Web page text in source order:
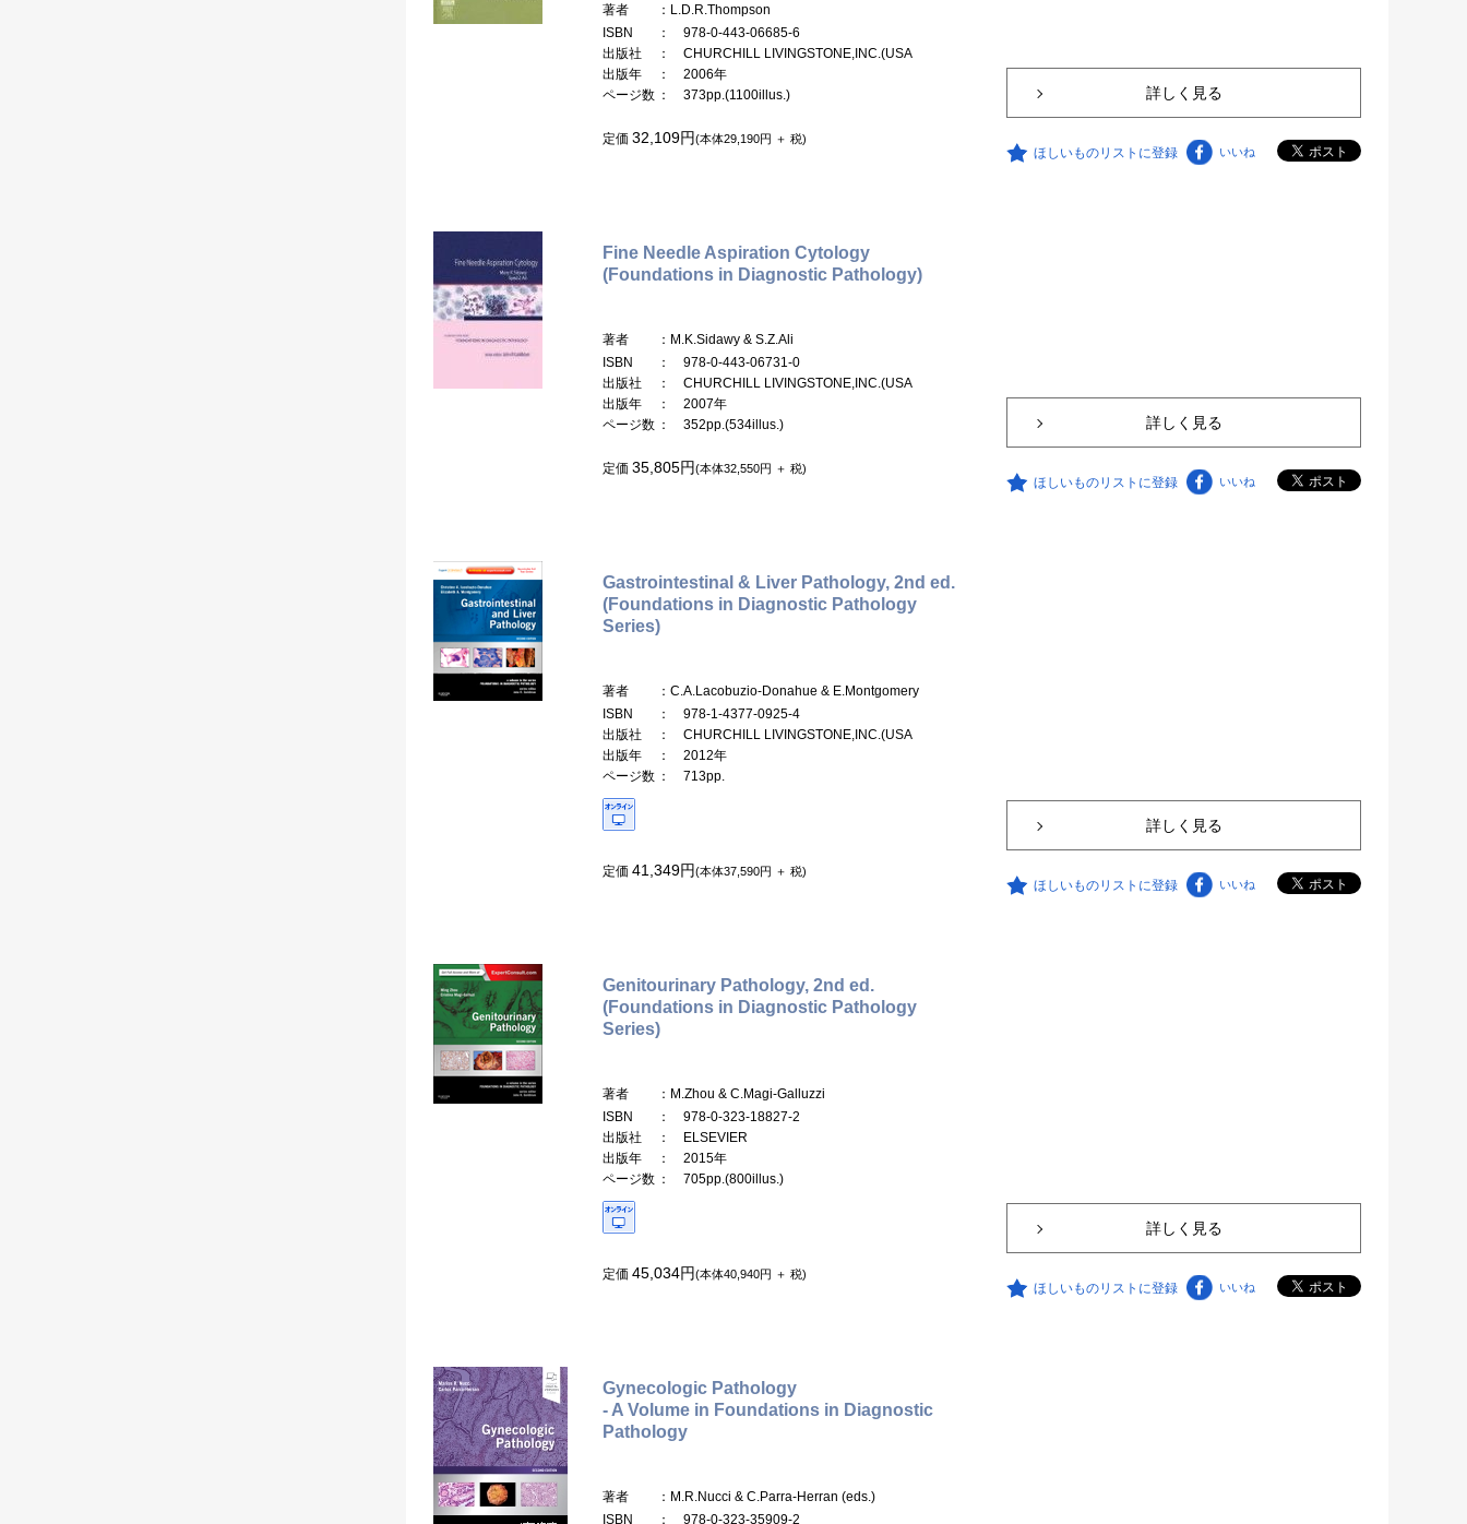
著者
：L.D.R.Thompson
ISBN
： 978-0-443-06685-6
出版社
： CHURCHILL LIVINGSTONE,INC.(USA
出版年
： 2006年
ページ数 ： 373pp.(1100illus.)
定価 32,109円(本体29,190円 ＋ 税)
詳しく見る
ほしいものリストに登録 いいね
Fine Needle Aspiration Cytology
(Foundations in Diagnostic Pathology)
著者
：M.K.Sidawy & S.Z.Ali
ISBN
： 978-0-443-06731-0
出版社
： CHURCHILL LIVINGSTONE,INC.(USA
出版年
： 2007年
ページ数 ： 352pp.(534illus.)
定価 35,805円(本体32,550円 ＋ 税)
詳しく見る
ほしいものリストに登録 いいね
Gastrointestinal & Liver Pathology, 2nd ed.
(Foundations in Diagnostic Pathology
Series)
著者
：C.A.Lacobuzio-Donahue & E.Montgomery
ISBN
： 978-1-4377-0925-4
出版社
： CHURCHILL LIVINGSTONE,INC.(USA
出版年
： 2012年
ページ数 ： 713pp.
定価 41,349円(本体37,590円 ＋ 税)
詳しく見る
ほしいものリストに登録 いいね
Genitourinary Pathology, 2nd ed.
(Foundations in Diagnostic Pathology
Series)
著者
：M.Zhou & C.Magi-Galluzzi
ISBN
： 978-0-323-18827-2
出版社
： ELSEVIER
出版年
： 2015年
ページ数 ： 705pp.(800illus.)
定価 45,034円(本体40,940円 ＋ 税)
詳しく見る
ほしいものリストに登録 いいね
Gynecologic Pathology
- A Volume in Foundations in Diagnostic
Pathology
著者
：M.R.Nucci & C.Parra-Herran (eds.)
ISBN
： 978-0-323-35909-2